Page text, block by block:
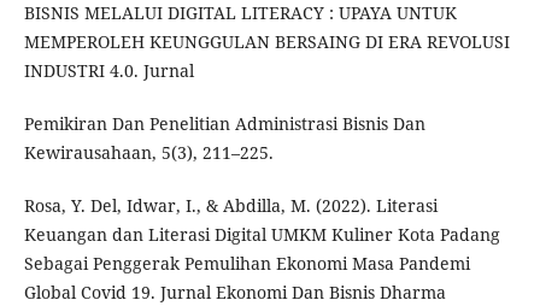
BISNIS MELALUI DIGITAL LITERACY : UPAYA UNTUK
MEMPEROLEH KEUNGGULAN BERSAING DI ERA REVOLUSI
INDUSTRI 4.0. Jurnal
Pemikiran Dan Penelitian Administrasi Bisnis Dan
Kewirausahaan, 5(3), 211–225.
Rosa, Y. Del, Idwar, I., & Abdilla, M. (2022). Literasi
Keuangan dan Literasi Digital UMKM Kuliner Kota Padang
Sebagai Penggerak Pemulihan Ekonomi Masa Pandemi
Global Covid 19. Jurnal Ekonomi Dan Bisnis Dharma